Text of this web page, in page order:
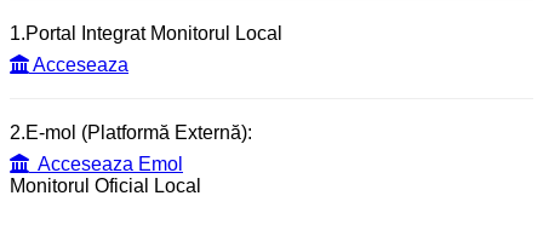
1.Portal Integrat Monitorul Local
Acceseaza
2.E-mol (Platformă Externă):
Acceseaza Emol
Monitorul Oficial Local